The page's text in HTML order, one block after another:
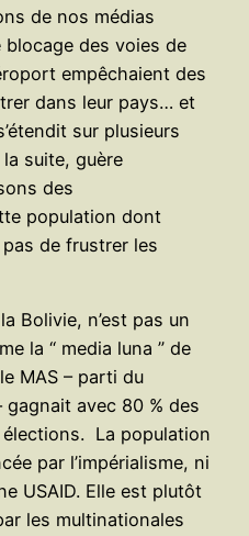
de nos médias
des voies de
empêchaient des
dans leur pays… et
sur plusieurs
la suite, guère
des
population dont
pas de frustrer les
Bolivie, n’est pas un
la “ media luna ” de
MAS – parti du
avec 80 % des
La population
par l’impérialisme, ni
USAID. Elle est plutôt
les multinationales